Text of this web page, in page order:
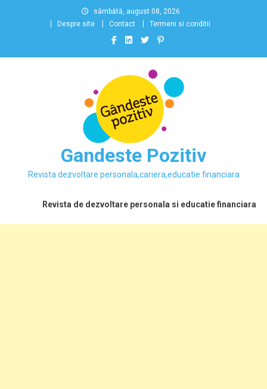
sâmbătă, august 08, 2026
Despre site
Contact Termeni si conditii
Gandeste Pozitiv
Revista dezvoltare personala,cariera,educatie financiara
Revista de dezvoltare personala si educatie financiara